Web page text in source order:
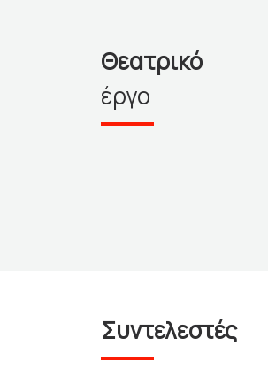
Θεατρικό
έργο
Συντελεστές